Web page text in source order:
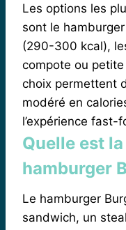
Les options les
sont le
(290-300 kcal),
compote ou
choix permettent
modéré en
l’expérience fast-
Quelle est
hamburger
Le hamburger
sandwich, un